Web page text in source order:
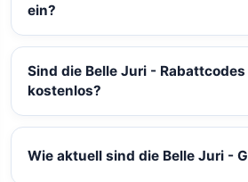
ein?
Sind die Belle Juri -
kostenlos?
Wie aktuell sind die Belle Juri -